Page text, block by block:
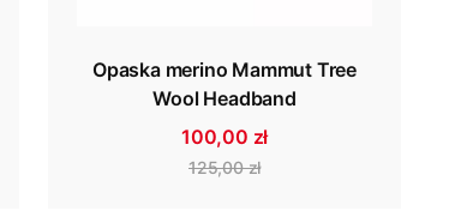
Opaska merino Mammut Tree
Wool Headband
100,00 zł
125,00 zł